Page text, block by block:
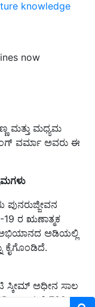
knowledge
now
ಮತ್ತು ಮಧ್ಯಮ
ವರ್ಮಾ ಅವರು ಈ
ರ ಋಣಾತ್ಮಕ
ಅಭಿಯಾನದ ಅಡಿಯಲ್ಲಿ
ಕೈಗೊಂಡಿದೆ.
ಸ್ಕೀಮ್ ಅಧೀನ ಸಾಲ
ಅಡಿಯಲ್ಲಿ 782